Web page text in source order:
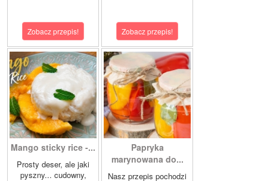
Zobacz przepis! Zobacz przepis!
Mango sticky rice -...
Prosty deser, ale jaki
pyszny... cudowny,
Papryka
marynowana do...
Nasz przepis pochodzi